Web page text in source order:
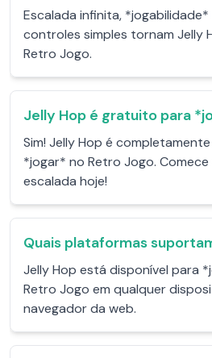
Escalada infinita,
controles simples tornam Jelly
Retro Jogo.
Jelly Hop é gratuito para
Sim! Jelly Hop é
*jogar* no Retro Jogo.
escalada hoje!
Quais plataformas
Jelly Hop está disponível para
Retro Jogo em qualquer
navegador da web.